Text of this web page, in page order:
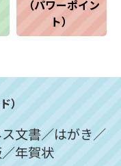
（パワーポイン
ト）
）
文書／はがき／
年賀状